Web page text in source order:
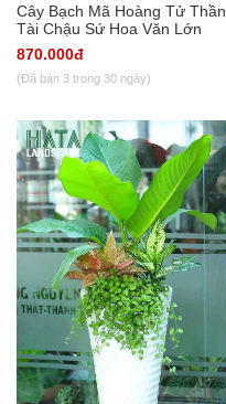
Cây Bạch Mã Hoàng Tử Thần
Tài Chậu Sứ Hoa Văn Lớn
870.000đ
(Đã bán 3 trong 30 ngày)